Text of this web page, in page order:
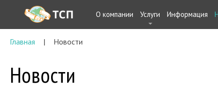
О компании Услуги Информация
Главная Новости
Новости